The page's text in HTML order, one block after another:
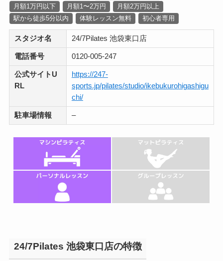
月額1万円以下
月額1〜2万円
月額2万円以上
駅から徒歩5分以内
体験レッスン無料 初心者専用
スタジオ名 24/7Pilates 池袋東口店
電話番号 0120‐005‐247
公式サイトU
RL
https://247-
sports.jp/pilates/studio/ikebukurohigashigu
chi/
駐車場情報 –
24/7Pilates 池袋東口店の特徴